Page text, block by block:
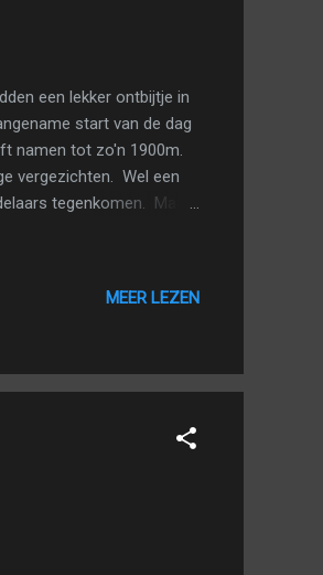
een lekker ontbijtje in
start van de dag
namen tot zo'n 1900m.
vergezichten. Wel een
tegenkomen. Maar
enkele caches, maar
nog in, genoten we
reis terug naar huis
MEER LEZEN